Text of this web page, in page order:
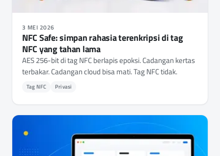
3 MEI 2026
NFC Safe: simpan rahasia terenkripsi di tag
NFC yang tahan lama
AES 256-bit di tag NFC berlapis epoksi. Cadangan kertas
terbakar. Cadangan cloud bisa mati. Tag NFC tidak.
Tag NFC Privasi